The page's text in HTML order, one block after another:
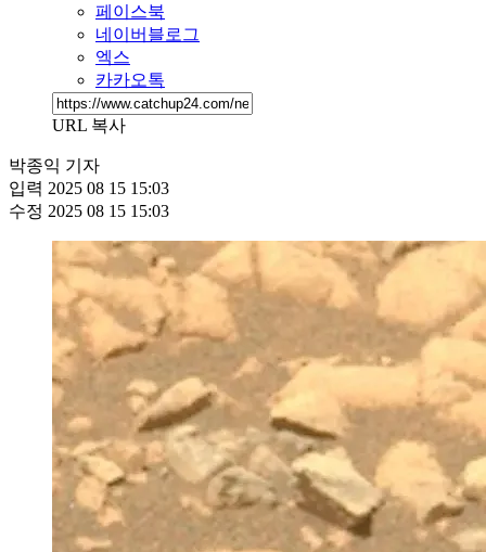
페이스북
네이버블로그
엑스
카카오톡
URL 복사
박종익 기자
입력 2025 08 15 15:03
수정 2025 08 15 15:03